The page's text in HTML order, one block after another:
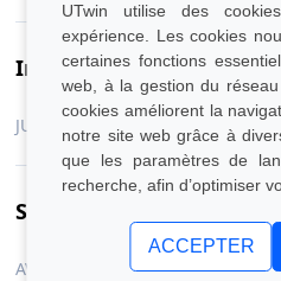
UTwin utilise des
expérience. Les cookies
certaines fonctions
web, à la gestion du
cookies améliorent la
notre site web grâce à
que les paramètres de
recherche, afin d’optimiser
ACCEPTER
Intesa esg climat
JUILLET 2022
Stars de la technologie
AVRIL 2022